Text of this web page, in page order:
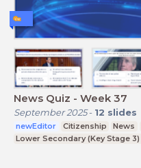
News Quiz - Week 37
September 2025- 12 slides
newEditor Citizenship News
Lower Secondary (Key Stage 3)